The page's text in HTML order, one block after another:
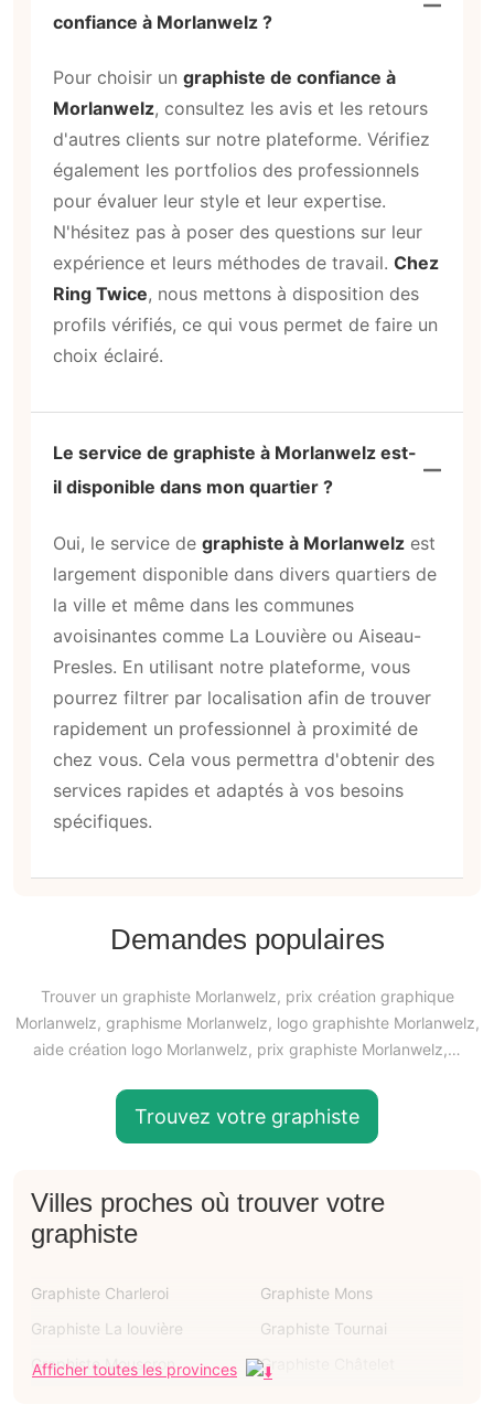
confiance à Morlanwelz ?
Pour choisir un graphiste de confiance à
Morlanwelz, consultez les avis et les retours
d'autres clients sur notre plateforme. Vérifiez
également les portfolios des professionnels
pour évaluer leur style et leur expertise.
N'hésitez pas à poser des questions sur leur
expérience et leurs méthodes de travail. Chez
Ring Twice, nous mettons à disposition des
profils vérifiés, ce qui vous permet de faire un
choix éclairé.
Le service de graphiste à Morlanwelz est-
il disponible dans mon quartier ?
Oui, le service de graphiste à Morlanwelz est
largement disponible dans divers quartiers de
la ville et même dans les communes
avoisinantes comme La Louvière ou Aiseau-
Presles. En utilisant notre plateforme, vous
pourrez filtrer par localisation afin de trouver
rapidement un professionnel à proximité de
chez vous. Cela vous permettra d'obtenir des
services rapides et adaptés à vos besoins
spécifiques.
Demandes populaires
Trouver un graphiste Morlanwelz, prix création graphique
Morlanwelz, graphisme Morlanwelz, logo graphishte Morlanwelz,
aide création logo Morlanwelz, prix graphiste Morlanwelz,…
Trouvez votre graphiste
Villes proches où trouver votre
graphiste
Graphiste Charleroi
Graphiste Mons
Graphiste La louvière
Graphiste Tournai
Graphiste Mouscron
Graphiste Châtelet
Afficher toutes les provinces